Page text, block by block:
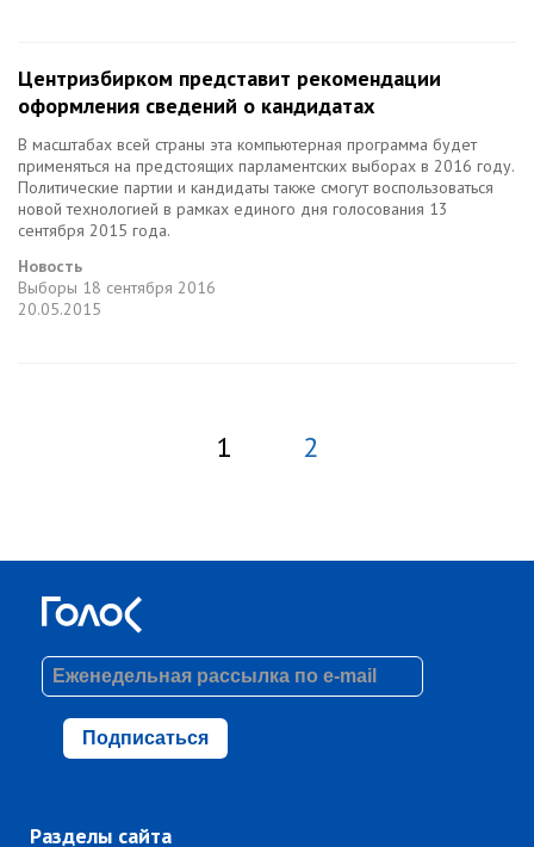
Центризбирком представит рекомендации
оформления сведений о кандидатах
В масштабах всей страны эта компьютерная программа будет
применяться на предстоящих парламентских выборах в 2016 году.
Политические партии и кандидаты также смогут воспользоваться
новой технологией в рамках единого дня голосования 13
сентября 2015 года.
Новость
Выборы 18 сентября 2016
20.05.2015
1 2
Подписаться
Разделы сайта